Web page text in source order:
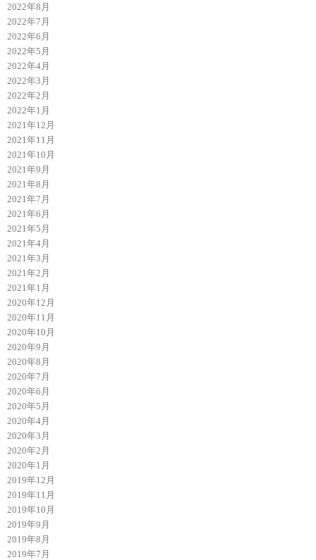
2022年8月
2022年7月
2022年6月
2022年5月
2022年4月
2022年3月
2022年2月
2022年1月
2021年12月
2021年11月
2021年10月
2021年9月
2021年8月
2021年7月
2021年6月
2021年5月
2021年4月
2021年3月
2021年2月
2021年1月
2020年12月
2020年11月
2020年10月
2020年9月
2020年8月
2020年7月
2020年6月
2020年5月
2020年4月
2020年3月
2020年2月
2020年1月
2019年12月
2019年11月
2019年10月
2019年9月
2019年8月
2019年7月